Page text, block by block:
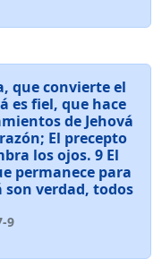
que convierte el
es fiel, que hace
de Jehová
El precepto
los ojos. 9 El
permanece para
son verdad, todos
9